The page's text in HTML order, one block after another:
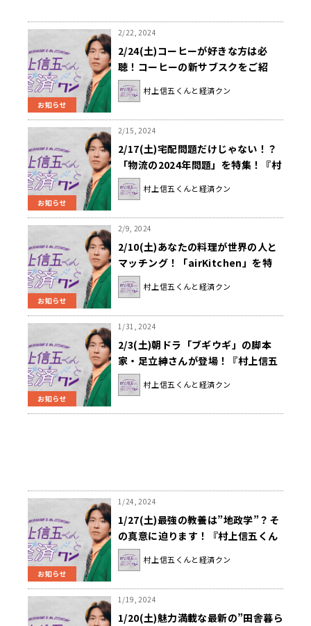
お知らせ
2/22, 2024
2/24(土)コーヒーが好きな方は必
聴！コーヒーの新サブスクをご紹
介！『村上信五くんと経済クン』
村上信五くんと経済クン
お知らせ
2/15, 2024
2/17(土)宅配問題だけじゃない！？
「物流の2024年問題」を特集！『村
上信五くんと経済クン』
村上信五くんと経済クン
お知らせ
2/9, 2024
2/10(土)あなたの料理が世界の人と
マッチング！「airKitchen」を特
集！『村上信五くんと経済クン』
村上信五くんと経済クン
お知らせ
1/31, 2024
2/3(土)朝ドラ「ブギウギ」の脚本
家・足立紳さんが登場！『村上信五
くんと経済クン』
村上信五くんと経済クン
お知らせ
1/24, 2024
1/27(土)最強の教養は”地政学”？そ
の真意に迫ります！『村上信五くん
と経済クン』
村上信五くんと経済クン
1/19, 2024
1/20(土)魅力満載な最新の”田舎暮ら